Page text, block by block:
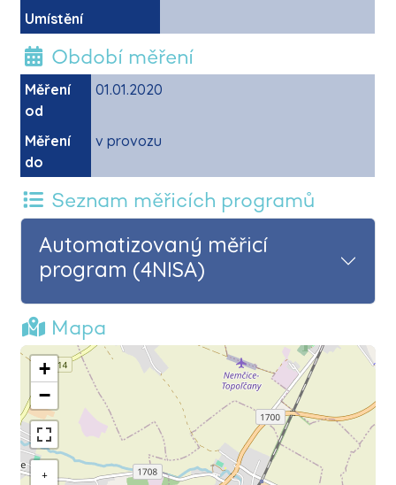
Umístění
Období měření
Měření
od
01.01.2020
Měření
do
v provozu
Seznam měřicích programů
Automatizovaný měřicí
program (4NISA)
Mapa
+
−
+